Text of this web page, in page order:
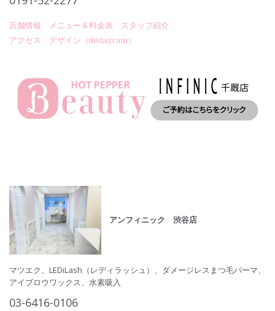
店舗情報 メニュー＆料金表
スタッフ紹介
アクセス
デザイン（instagram）
アンフィニック 渋谷店
マツエク、LEDiLash（レディラッシュ）、ダメージレスまつ毛パーマ、
アイブロウワックス、水素吸入
03-6416-0106